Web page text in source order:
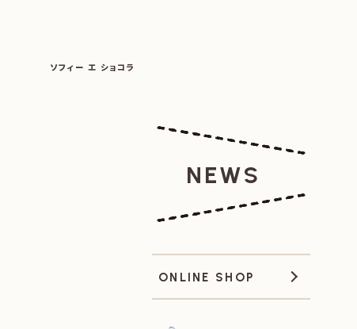
ソフィー エ ショコラ
||
NEWS
ONLINE SHOP